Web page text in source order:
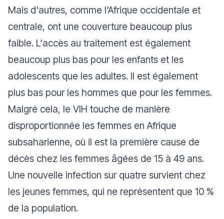
Mais d'autres, comme l'Afrique occidentale et
centrale, ont une couverture beaucoup plus
faible. L'accès au traitement est également
beaucoup plus bas pour les enfants et les
adolescents que les adultes. Il est également
plus bas pour les hommes que pour les femmes.
Malgré cela, le VIH touche de manière
disproportionnée les femmes en Afrique
subsaharienne, où il est la première cause de
décès chez les femmes âgées de 15 à 49 ans.
Une nouvelle infection sur quatre survient chez
les jeunes femmes, qui ne représentent que 10 %
de la population.